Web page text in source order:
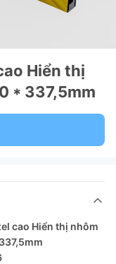
Hiển thị
* 337,5mm
cao Hiển thị nhôm